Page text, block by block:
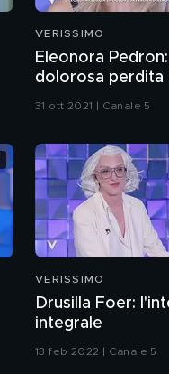
VERISSIMO
Eleonora
dolorosa perdita
31 ott 2021 | Canale 5
VERISSIMO
Drusilla Foer:
integrale
13 feb 2022 | Canale 5